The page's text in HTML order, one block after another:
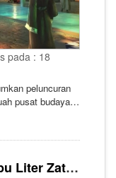
pada : 18
peluncuran
pusat budaya
untuk
warisan Islam
Arab Saudi Habiskan 81 Ribu Liter Zat Pembersih untuk Sucikan Masjid Nabawi Setiap Harinya